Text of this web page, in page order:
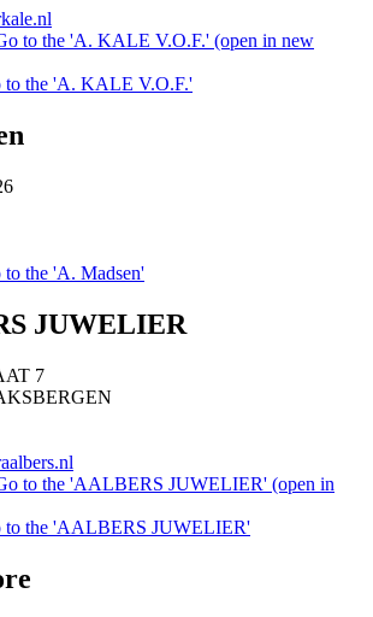
to the 'A. KALE V.O.F.' (open in new
to the 'A. KALE V.O.F.'
to the 'A. Madsen'
JUWELIER
7
to the 'AALBERS JUWELIER' (open in
to the 'AALBERS JUWELIER'